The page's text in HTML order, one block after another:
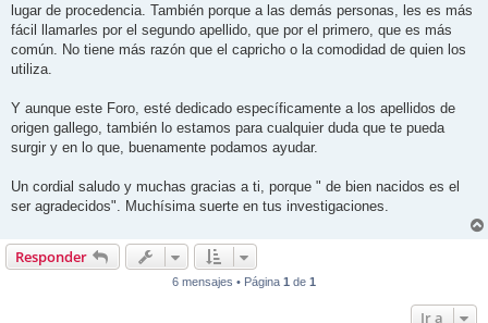
lugar de procedencia. También porque a las demás personas, les es más
fácil llamarles por el segundo apellido, que por el primero, que es más
común. No tiene más razón que el capricho o la comodidad de quien los
utiliza.
Y aunque este Foro, esté dedicado específicamente a los apellidos de
origen gallego, también lo estamos para cualquier duda que te pueda
surgir y en lo que, buenamente podamos ayudar.
Un cordial saludo y muchas gracias a ti, porque " de bien nacidos es el
ser agradecidos". Muchísima suerte en tus investigaciones.
Responder
6 mensajes • Página 1 de 1
Ir a